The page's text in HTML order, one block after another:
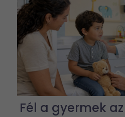
Fél a gyermek